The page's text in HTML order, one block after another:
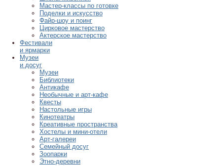
Мастер-классы по готовке
Поделки и искусство
Файр-шоу и поинг
Цирковое мастерство
Актерское мастерство
Фестивали
и ярмарки
Музеи
и досуг
Музеи
Библиотеки
Антикафе
Необычные и арт-кафе
Квесты
Настольные игры
Кинотеатры
Креативные пространства
Хостелы и мини-отели
Арт-галереи
Семейный досуг
Зоопарки
Этно-деревни